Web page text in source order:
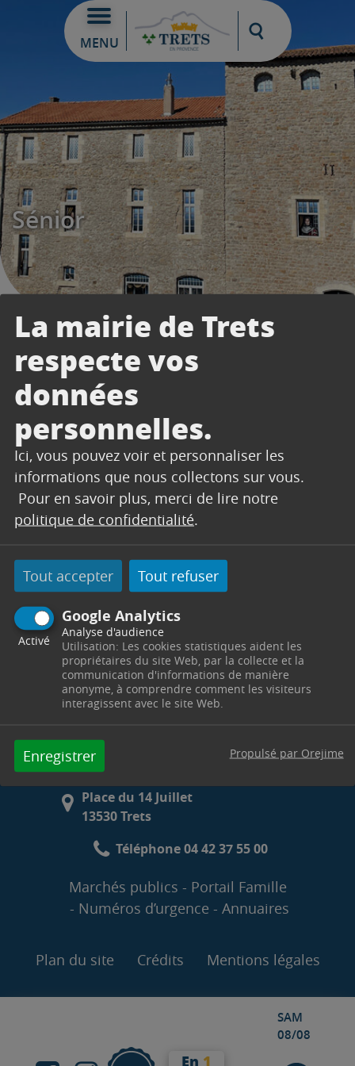
La mairie de Trets
respecte vos
données
personnelles.
Ici, vous pouvez voir et personnaliser les
informations que nous collectons sur vous.
Pour en savoir plus, merci de lire notre
politique de confidentialité.
Tout accepter Tout refuser
Google Analytics
Activé
Analyse d'audience
Utilisation: Les cookies statistiques aident les
propriétaires du site Web, par la collecte et la
communication d'informations de manière
anonyme, à comprendre comment les visiteurs
interagissent avec le site Web.
Enregistrer Propulsé par Orejime
MENU
Moteur de
En 1
SAM
08/08
Sénior
Accueil
Sénior
Partager sur Facebook
Partager sur Twitter
HORAIRES D'OUVERTURE DE LA MAIRIE
Lundi : 8h00 -12h et 13h30 -18h30
Mardi, mercredi et jeudi : 8h00 -12h00
Vendredi : 8h00 -12h et 13h30 - 16h30
Place du 14 Juillet
13530 Trets
Téléphone 04 42 37 55 00
Marchés publics
Portail Famille
Numéros d’urgence
Annuaires
Plan du site Crédits Mentions légales